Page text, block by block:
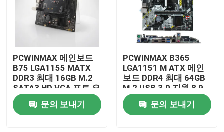
집
PCWINMAX 메인보드
B75 LGA1155 MATX
DDR3 최대 16GB M.2
SATA3 HD VGA 포트 오
피스 PC 및 비즈니스 시
스템용 데스크톱 보드
문의 보내기
PCWINMAX B365
LGA1151 M ATX 메인
보드 DDR4 최대 64GB
M.2 USB 3.0 지원 8 9
세대 프로세서 OEM 도
매
문의 보내기